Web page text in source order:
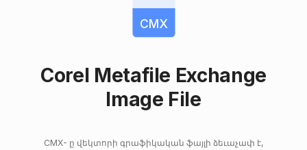
CMX
Corel Metafile Exchange
Image File
CMX- ը վեկտորի գրաֆիկական ֆայլի ձեւաչափ է,